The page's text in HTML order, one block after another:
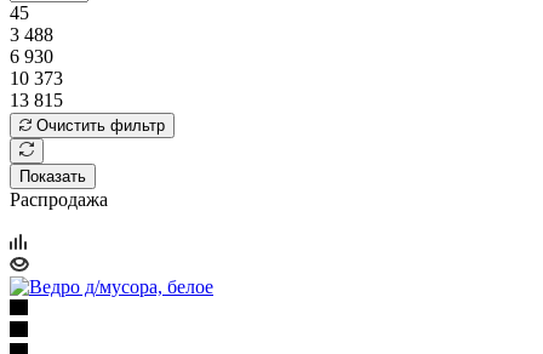
45
3 488
6 930
10 373
13 815
Очистить фильтр
Показать
Распродажа